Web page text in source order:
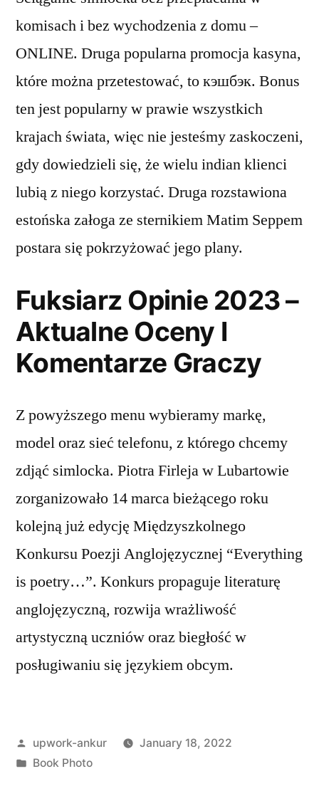
komisach i bez wychodzenia z domu –
ONLINE. Druga popularna promocja kasyna,
które można przetestować, to кэшбэк. Bonus
ten jest popularny w prawie wszystkich
krajach świata, więc nie jesteśmy zaskoczeni,
gdy dowiedzieli się, że wielu indian klienci
lubią z niego korzystać. Druga rozstawiona
estońska załoga ze sternikiem Matim Seppem
postara się pokrzyżować jego plany.
Fuksiarz Opinie 2023 –
Aktualne Oceny I
Komentarze Graczy
Z powyższego menu wybieramy markę,
model oraz sieć telefonu, z którego chcemy
zdjąć simlocka. Piotra Firleja w Lubartowie
zorganizowało 14 marca bieżącego roku
kolejną już edycję Międzyszkolnego
Konkursu Poezji Anglojęzycznej “Everything
is poetry…”. Konkurs propaguje literaturę
anglojęzyczną, rozwija wrażliwość
artystyczną uczniów oraz biegłość w
posługiwaniu się językiem obcym.
Posted
by
upwork-ankur
January 18, 2022
Posted
Book Photo